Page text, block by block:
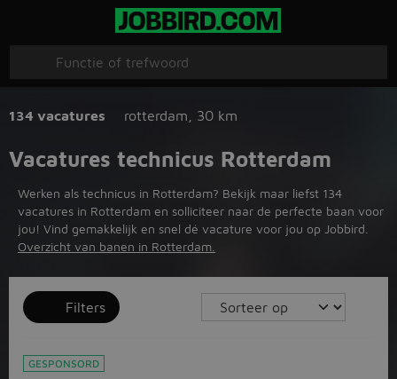
134 vacatures rotterdam 30 km
Vacatures technicus Rotterdam
Werken als technicus in Rotterdam? Bekijk maar liefst 134
vacatures in Rotterdam en solliciteer naar de perfecte baan voor
jou! Vind gemakkelijk en snel dé vacature voor jou op Jobbird.
Overzicht van banen in Rotterdam.
Filters
GESPONSORD